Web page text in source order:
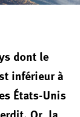
dont le
inférieur à
États-Unis